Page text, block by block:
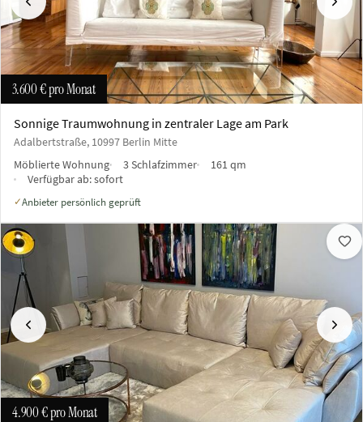
Vorherige
3.600 €pro Monat
Sonnige Traumwohnung in zentraler Lage am Park
Adalbertstraße, 10997 Berlin Mitte
Möblierte Wohnung
3 Schlafzimmer
161 qm
Verfügbar ab:sofort
✓Anbieter persönlich geprüft
Vorherige
4.900 €pro Monat